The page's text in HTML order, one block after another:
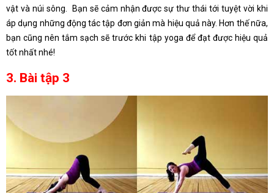
vật và núi sông. Bạn sẽ cảm nhận được sự thư thái tới tuyệt vời khi
áp dụng những động tác tập đơn giản mà hiệu quả này. Hơn thế nữa,
bạn cũng nên tắm sạch sẽ trước khi tập yoga để đạt được hiệu quả
tốt nhất nhé!
3. Bài tập 3